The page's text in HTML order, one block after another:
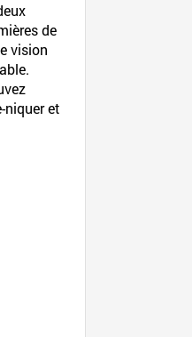
de
vision
niquer et